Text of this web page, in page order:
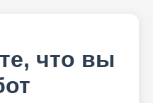
что вы